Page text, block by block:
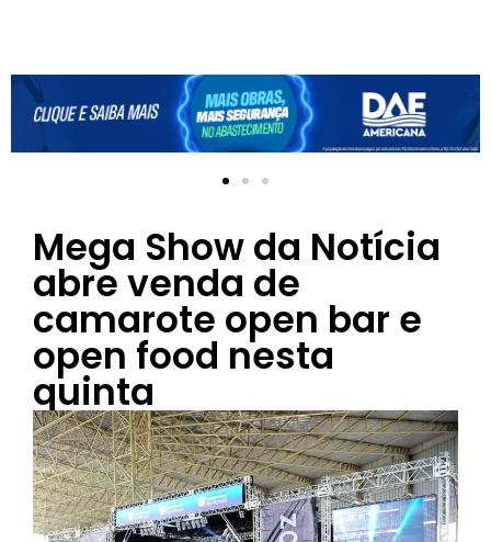
Mega Show da Notícia
abre venda de
camarote open bar e
open food nesta
quinta